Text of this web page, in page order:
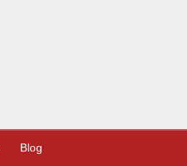
Blog